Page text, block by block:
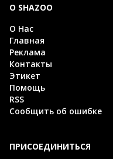
О SHAZOO
О Нас
Главная
Реклама
Контакты
Этикет
Помощь
RSS
Сообщить об ошибке
ПРИСОЕДИНИТЬСЯ